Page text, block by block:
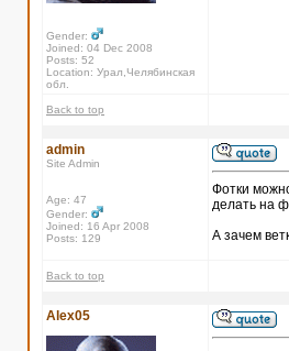
Gender:
Joined: 04 Dec 2008
Posts: 52
Location: Урал,Челябинская
обл.
Back to top
admin
Site Admin
Age: 47
Gender:
Joined: 16 Apr 2008
Posts: 129
Фотки
делать на
А зачем
Back to top
Alex05